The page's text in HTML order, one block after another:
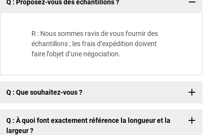
Q : Proposez-vous des échantillons ?
R : Nous sommes ravis de vous fournir des
échantillons ; les frais d’expédition doivent
faire l’objet d’une négociation.
Q : Que souhaitez-vous ?
Q : À quoi font exactement référence la longueur et la
largeur ?